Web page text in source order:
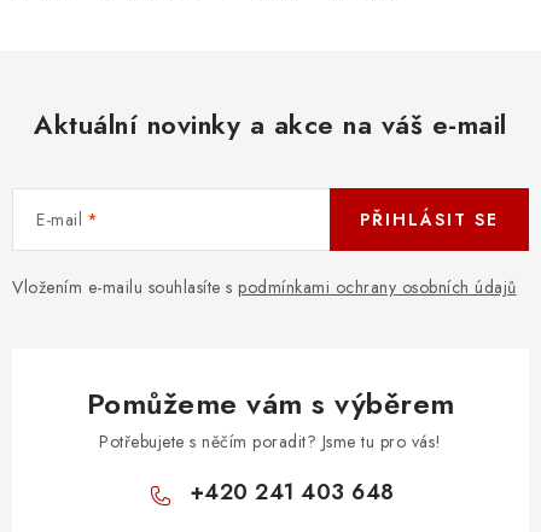
Aktuální novinky a akce na váš e-mail
E-mail
Vložením e-mailu souhlasíte s podmínkami ochrany osobních údajů
PŘIHLÁSIT SE
Pomůžeme vám s výběrem
Potřebujete s něčím poradit? Jsme tu pro vás!
+420 241 403 648